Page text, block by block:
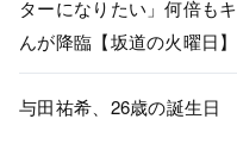
ターになりたい」何倍も
んが降臨【坂道の火曜日】
与田祐希、26歳の誕生日